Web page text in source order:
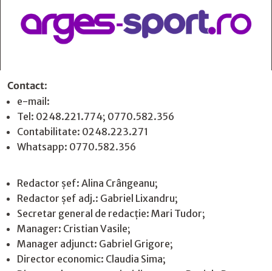
Contact:
e-mail:
Tel: 0248.221.774; 0770.582.356
Contabilitate: 0248.223.271
Whatsapp: 0770.582.356
Redactor șef: Alina Crângeanu;
Redactor șef adj.: Gabriel Lixandru;
Secretar general de redacție: Mari Tudor;
Manager: Cristian Vasile;
Manager adjunct: Gabriel Grigore;
Director economic: Claudia Sima;